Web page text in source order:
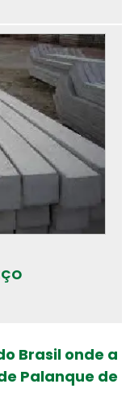
Brasil onde a
Palanque de